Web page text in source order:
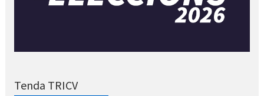
Tenda TRICV